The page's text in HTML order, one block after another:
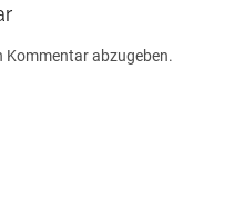
Kommentar abzugeben.